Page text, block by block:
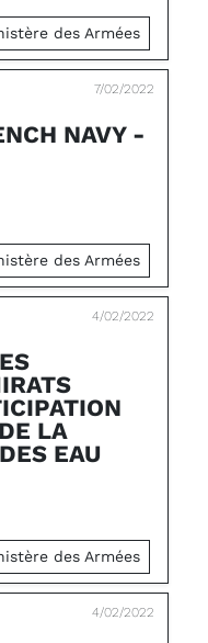
des Armées
7/02/2022
NAVY -
des Armées
4/02/2022
LA
EAU
des Armées
4/02/2022